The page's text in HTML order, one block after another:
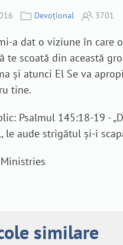
Devoțional 3701
a dat o viziune în care
te scoată din această
și atunci El Se va
tine.
Psalmul 145:18-19 -
le aude strigătul și-i
similare